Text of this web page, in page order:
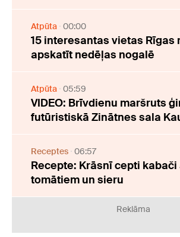
Atpūta 00:00
15 interesantas vietas Rīgas
apskatīt nedēļas nogalē
Atpūta 05:59
VIDEO: Brīvdienu maršruts
futūristiskā Zinātnes sala
Receptes 06:57
Recepte: Krāsnī cepti kabači
tomātiem un sieru
Reklāma